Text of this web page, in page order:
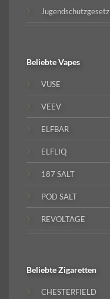
Jugendschutzgesetz
BeliebteVapes
VUSE
VEEV
ELFBAR
ELFLIQ
187 SALT
POD SALT
REVOLTAGE
BeliebteZigaretten
CHESTERFIELD